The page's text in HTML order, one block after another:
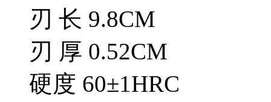
刃 长 9.8CM
刃 厚 0.52CM
硬度